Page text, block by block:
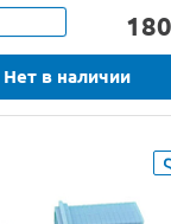
180
Нет в наличии